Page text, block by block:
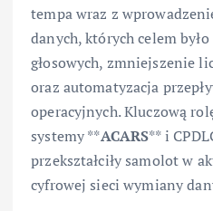
tempa wraz z
danych, których celem
głosowych, zmniejszenie
oraz automatyzacja
operacyjnych. Kluczową
systemy **ACARS** i
przekształciły samolot w
cyfrowej sieci wymiany